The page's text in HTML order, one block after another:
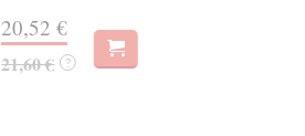
20,52 €
21,60 € ?